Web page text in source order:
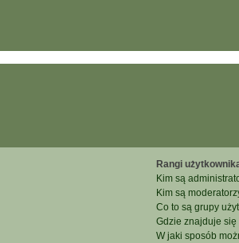
Rangi
Kim są
Kim są
Co to są grupy
Gdzie znajduje się
W jaki sposób